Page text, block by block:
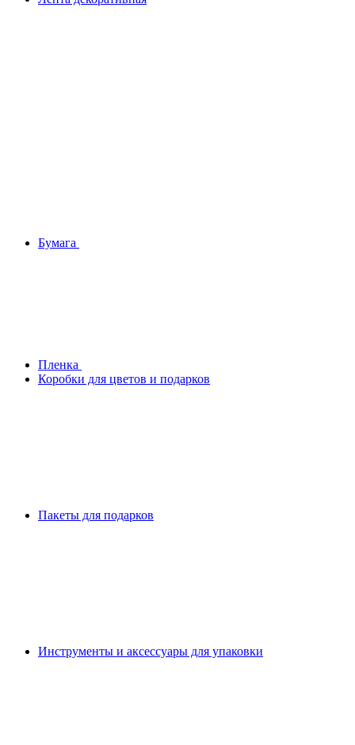
Бумага
Плeнка
Коробки для цветов и подарков
Пакеты для подарков
Инструменты и аксессуары для упаковки